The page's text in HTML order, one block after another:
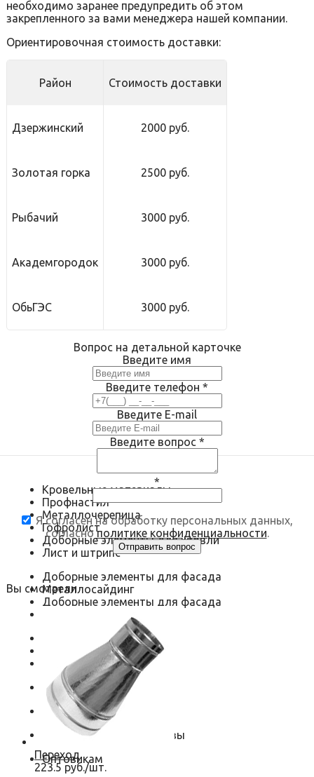
необходимо заранее предупредить об этом
закрепленного за вами менеджера нашей компании.
Ориентировочная стоимость доставки:
Район Стоимость доставки
Дзержинский 2000 руб.
Золотая горка 2500 руб.
Рыбачий 3000 руб.
Академгородок 3000 руб.
ОбьГЭС 3000 руб.
Вопрос на детальной карточке
Введите имя
Введите телефон *
Введите E-mail
Введите вопрос *
*
Я согласен на обработку персональных данных,
согласнополитике конфиденциальности.
Вы смотрели
Переход
223.5 руб./шт.
Кровельные материалы
Профнастил
Металлочерепица
Гофролист
Доборные элементы для кровли
Лист и штрипс
Доборные элементы для фасада
Металлосайдинг
Доборные элементы для фасада
Металлокассеты
Воздуховоды
Прямоугольные
Водосточная система
Нестандартные изделия
Оконные откосы и отливы
Оптовикам